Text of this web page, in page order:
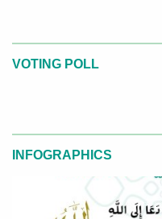
VOTING POLL
INFOGRAPHICS